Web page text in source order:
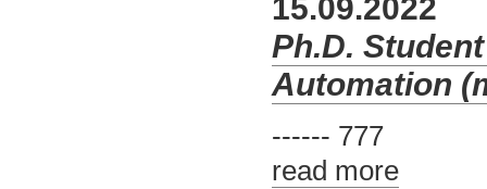
15.09.2022
Ph.D.
Automation
------ 777
read more